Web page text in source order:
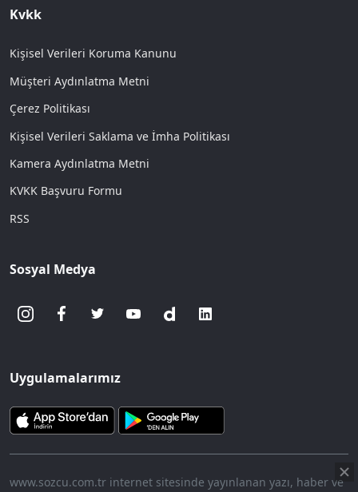
Kvkk
Kişisel Verileri Koruma Kanunu
Müşteri Aydınlatma Metni
Çerez Politikası
Kişisel Verileri Saklama ve İmha Politikası
Kamera Aydınlatma Metni
KVKK Başvuru Formu
RSS
Sosyal Medya
Uygulamalarımız
www.sozcu.com.tr internet sitesinde yayınlanan yazı, haber ve